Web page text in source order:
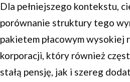
Dla pełniejszego kontekstu,
porównanie struktury tego
pakietem płacowym wysokiej
korporacji, który również
stałą pensję, jak i szereg